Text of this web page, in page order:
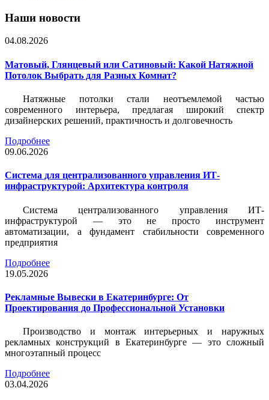
Наши новости
04.08.2026
Матовый, Глянцевый или Сатиновый: Какой Натяжной
Потолок Выбрать для Разных Комнат?
Натяжные потолки стали неотъемлемой частью
современного интерьера, предлагая широкий спектр
дизайнерских решений, практичность и долговечность
Подробнее
09.06.2026
Система для централизованного управления ИТ-
инфраструктурой: Архитектура контроля
Система централизованного управления ИТ-
инфраструктурой — это не просто инструмент
автоматизации, а фундамент стабильности современного
предприятия
Подробнее
19.05.2026
Рекламные Вывески в Екатеринбурге: От
Проектирования до Профессиональной Установки
Производство и монтаж интерьерных и наружных
рекламных конструкций в Екатеринбурге — это сложный
многоэтапный процесс
Подробнее
03.04.2026